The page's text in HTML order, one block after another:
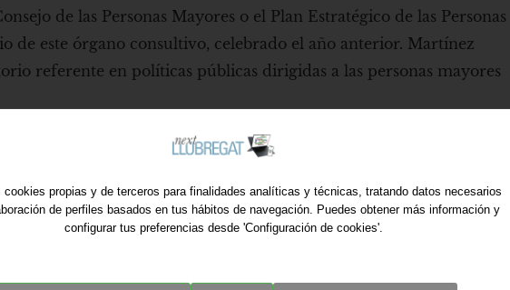
de las Personas Mayores o el Plan Estratégico de las Personas
de este órgano consultivo, celebrado el año anterior. Martínez
referente en políticas públicas dirigidas a las personas mayores
cookies propias y de terceros para finalidades analíticas y técnicas, tratando datos necesarios
de perfiles basados en tus hábitos de navegación. Puedes obtener más información y
configurar tus preferencias desde 'Configuración de cookies'.